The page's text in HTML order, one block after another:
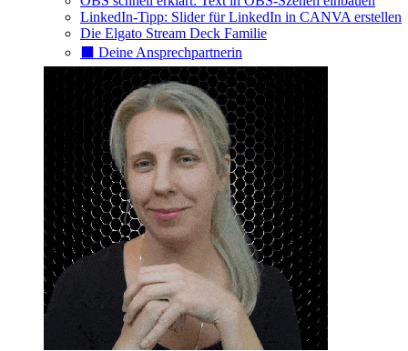
LinkedIn-Tipp: Slider für LinkedIn in CANVA erstellen
Die Elgato Stream Deck Familie
⬛️ Deine Ansprechpartnerin